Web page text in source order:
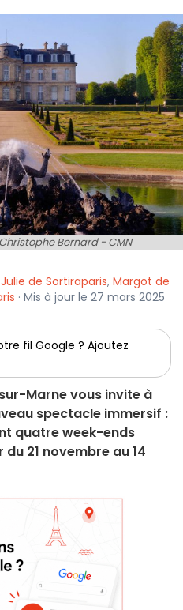
Bernard - CMN
Julie de Sortiraparis, Margot de
· Mis à jour le 27 mars 2025
fil Google ? Ajoutez
Marne vous invite à
spectacle immersif :
quatre week-ends
21 novembre au 14